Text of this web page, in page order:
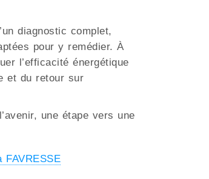
diagnostic complet,
pour y remédier. À
l’efficacité énergétique
et du retour sur
une étape vers une